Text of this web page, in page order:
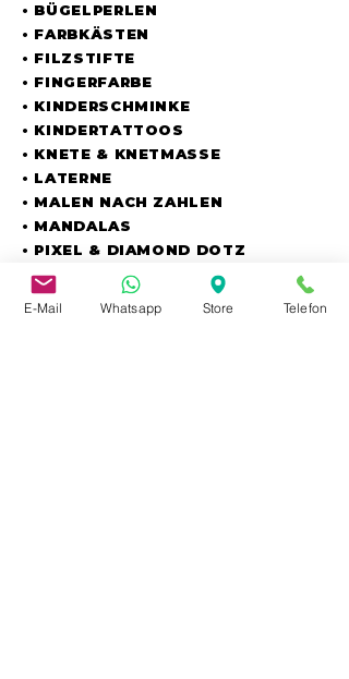
• BÜGELPERLEN
• FARBKÄSTEN
• FILZSTIFTE
• FINGERFARBE
• KINDERSCHMINKE
• KINDERTATTOOS
• KNETE & KNETMASSE
• LATERNE
• MALEN NACH ZAHLEN
• MANDALAS
• PIXEL & DIAMOND DOTZ
• SCHNULLERKETTEN & ZUBEH.
• SILIKONPERLEN
E-Mail Whatsapp Store Telefon